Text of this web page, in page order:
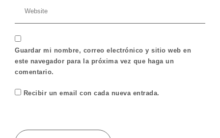
Guardar mi nombre, correo electrónico y sitio web en
este navegador para la próxima vez que haga un
comentario.
Recibir un email con cada nueva entrada.